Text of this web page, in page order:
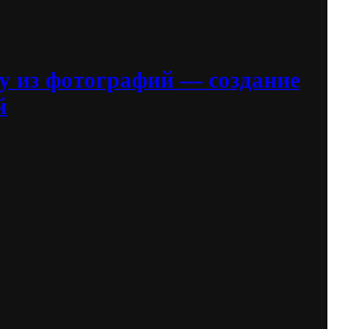
из фотографий — создание